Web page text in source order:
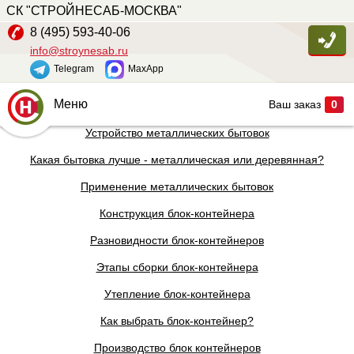
СК "СТРОЙНЕСАБ-МОСКВА"
8 (495) 593-40-06
info@stroynesab.ru
Telegram MaxApp
Ваш заказ 0
Главная
Каталог
Контакты
Меню
Устройство металлических бытовок
Какая бытовка лучше - металлическая или деревянная?
Применение металлических бытовок
Конструкция блок-контейнера
Разновидности блок-контейнеров
Этапы сборки блок-контейнера
Утепление блок-контейнера
Как выбрать блок-контейнер?
Производство блок контейнеров